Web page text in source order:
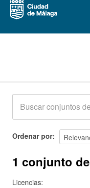
Acerca de
Ordenar por
1 conjunto
Licencias: